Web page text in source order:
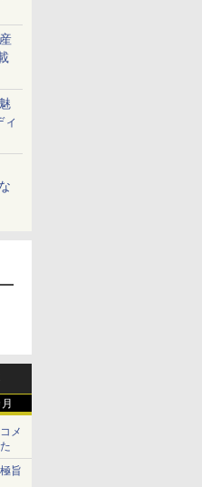
メ
旨